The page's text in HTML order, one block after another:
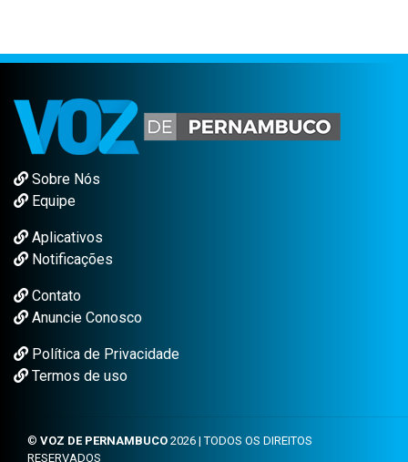
Sobre Nós
Equipe
Aplicativos
Notificações
Contato
Anuncie Conosco
Política de Privacidade
Termos de uso
© VOZ DE PERNAMBUCO 2026 | TODOS OS DIREITOS
RESERVADOS